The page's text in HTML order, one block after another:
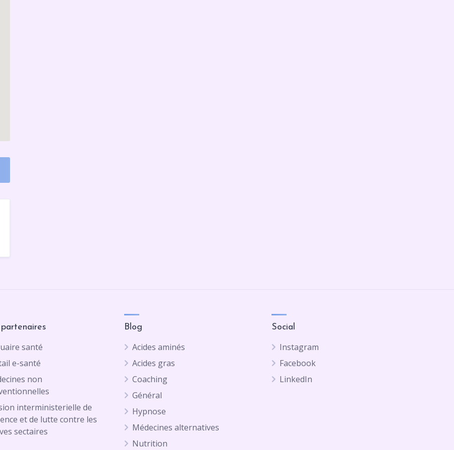
santé
e-santé
non
interministerielle de
et de lutte contre les
sectaires
Blog
Acides aminés
Acides gras
Coaching
Général
Hypnose
Médecines alternatives
Nutrition
Social
Instagram
Facebook
LinkedIn